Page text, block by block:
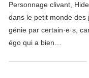
Personnage clivant,
dans le petit monde des
génie par certain·e·s,
égo qui a bien…